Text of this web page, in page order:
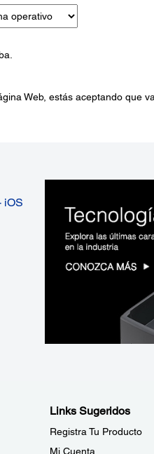
Web, estás aceptando que
iOS
Links Sugeridos
Registra Tu Producto
Mi Cuenta